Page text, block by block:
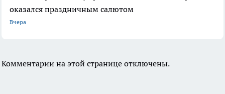
оказался праздничным салютом
Вчера
Комментарии на этой странице отключены.